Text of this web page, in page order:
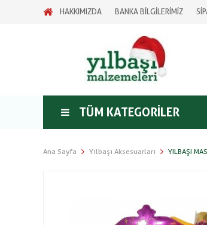
HAKKIMIZDA BANKA BİLGİLERİMİZ
TÜM KATEGORILER
Ana Sayfa Yılbaşı Aksesuarları YILBAŞI